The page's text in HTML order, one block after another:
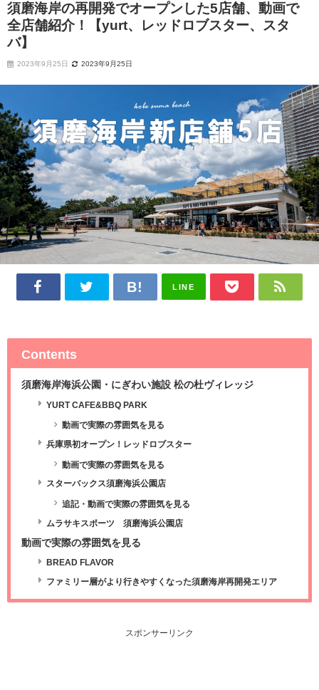
須磨海岸の再開発でオープンした5店舗、動画で
全店舗紹介！【yurt、レッドロブスター、スタ
バ】
2023年9月25日 2023年9月25日
LINE
Contents
須磨海岸海浜公園・にぎわい施設 松の杜ヴィレッジ
YURT CAFE&BBQ PARK
動画で実際の雰囲気を見る
兵庫県初オープン！レッドロブスター
動画で実際の雰囲気を見る
スターバックス須磨海浜公園店
追記・動画で実際の雰囲気を見る
ムラサキスポーツ 須磨海浜公園店
動画で実際の雰囲気を見る
BREAD FLAVOR
ファミリー層がより行きやすくなった須磨海岸再開発エリア
スポンサーリンク